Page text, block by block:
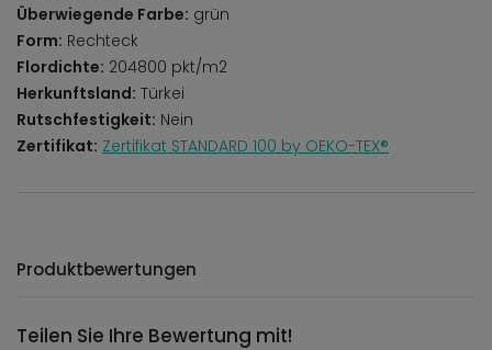
Überwiegende Farbe: grün
Form: Rechteck
Flordichte: 204800 pkt/m2
Herkunftsland: Türkei
Rutschfestigkeit: Nein
Zertifikat: Zertifikat STANDARD 100 by OEKO-TEX®
Produktbewertungen
Teilen Sie Ihre Bewertung mit!